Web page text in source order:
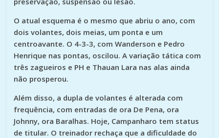
O atual esquema é o mesmo que abriu o ano, com
dois volantes, dois meias, um ponta e um
centroavante. O 4-3-3, com Wanderson e Pedro
Henrique nas pontas, oscilou. A variação tática com
três zagueiros e PH e Thauan Lara nas alas ainda
não prosperou.
Além disso, a dupla de volantes é alterada com
frequência, com entradas de ora De Pena, ora
Johnny, ora Baralhas. Hoje, Campanharo tem status
de titular. O treinador rechaça que a dificuldade do